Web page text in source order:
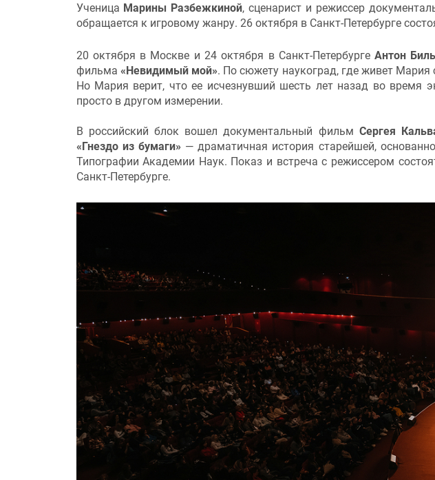
Ученица Марины Разбежкиной, сценарист и режиссер
обращается к игровому жанру. 26 октября в Санкт-Петербурге
20 октября в Москве и 24 октября в Санкт-ПетербургеАнтон
фильма «Невидимый мой». По сюжету наукоград, где живет
Но Мария верит, что ее исчезнувший шесть лет назад во время
просто в другом измерении.
В российский блок вошел документальный фильм Сергея
«Гнездо из бумаги» — драматичная история старейшей,
Типографии Академии Наук. Показ и встреча с режиссером
Санкт-Петербурге.